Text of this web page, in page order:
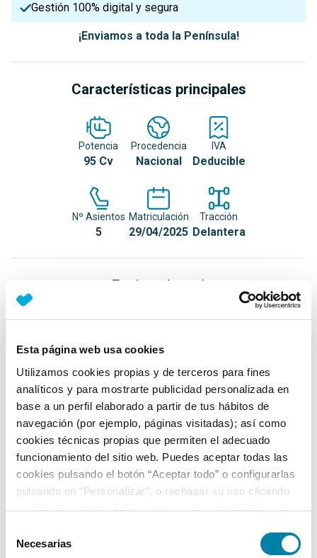
Esta página web usa cookies
Utilizamos cookies propias y de terceros para fines
analíticos y para mostrarte publicidad personalizada en
base a un perfil elaborado a partir de tus hábitos de
navegación (por ejemplo, páginas visitadas); así como
cookies técnicas propias que permiten el adecuado
funcionamiento del sitio web. Puedes aceptar todas las
cookies pulsando el botón “Aceptar todo” o configurarlas
pulsando en “Personalizar”, o rechazar su uso clicando
en “Rechazar todas”. Más información en laPolítica de
Necesarias
Gestión 100% digital y segura
¡Enviamos a toda la Península!
Características principales
Potencia
95 Cv
Procedencia
Nacional
IVA
Deducible
Nº Asientos
5
Matriculación
29/04/2025
Tracción
Delantera
Equipamiento*
Detalles destacados
Faros EcoLED
Maletero con iluminación
Ayuda de aparcamiento trasero
+ Ver todos
Ficha técnica
Exterior
Interior